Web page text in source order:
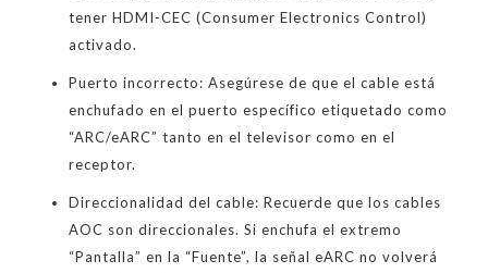
tener HDMI-CEC (Consumer Electronics Control)
activado.
Puerto incorrecto: Asegúrese de que el cable está
enchufado en el puerto específico etiquetado como
“ARC/eARC” tanto en el televisor como en el
receptor.
Direccionalidad del cable: Recuerde que los cables
AOC son direccionales. Si enchufa el extremo
“Pantalla” en la “Fuente”, la señal eARC no volverá